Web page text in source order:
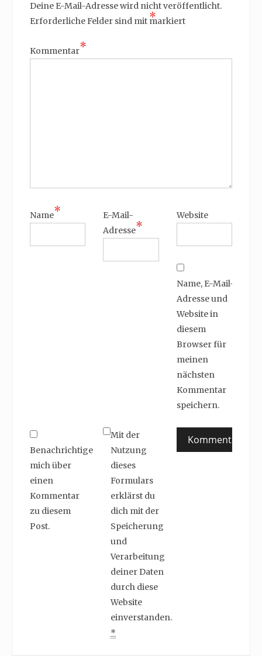
Deine E-Mail-Adresse wird nicht veröffentlicht.
Erforderliche Felder sind mit *
markiert
Kommentar*
Name*
E-Mail-
Adresse*
Website
Name, E-Mail-
Adresse und
Website in
diesem
Browser für
meinen
nächsten
Kommentar
speichern.
Benachrichtige
mich über
einen
Kommentar
zu diesem
Post.
Mit der
Nutzung
dieses
Formulars
erklärst du
dich mit der
Speicherung
und
Verarbeitung
deiner Daten
durch diese
Website
einverstanden.
*